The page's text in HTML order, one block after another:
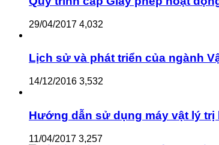
29/04/2017 4,032
Lịch sử và phát triển của ngành
14/12/2016 3,532
Hướng dẫn sử dụng máy vật lý trị
11/04/2017 3,257